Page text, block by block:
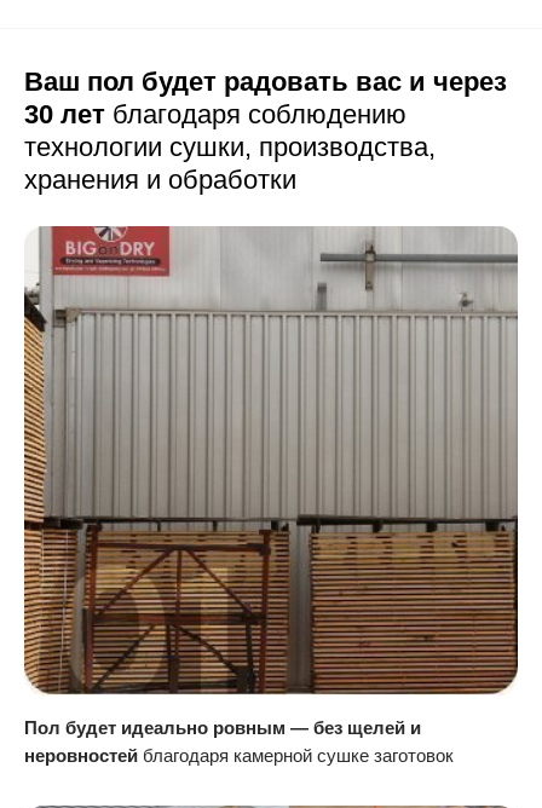
Ваш пол будет радовать вас и через
30 лет благодаря соблюдению
технологии сушки, производства,
хранения и обработки
Пол будет идеально ровным — без щелей и
неровностей благодаря камерной сушке заготовок